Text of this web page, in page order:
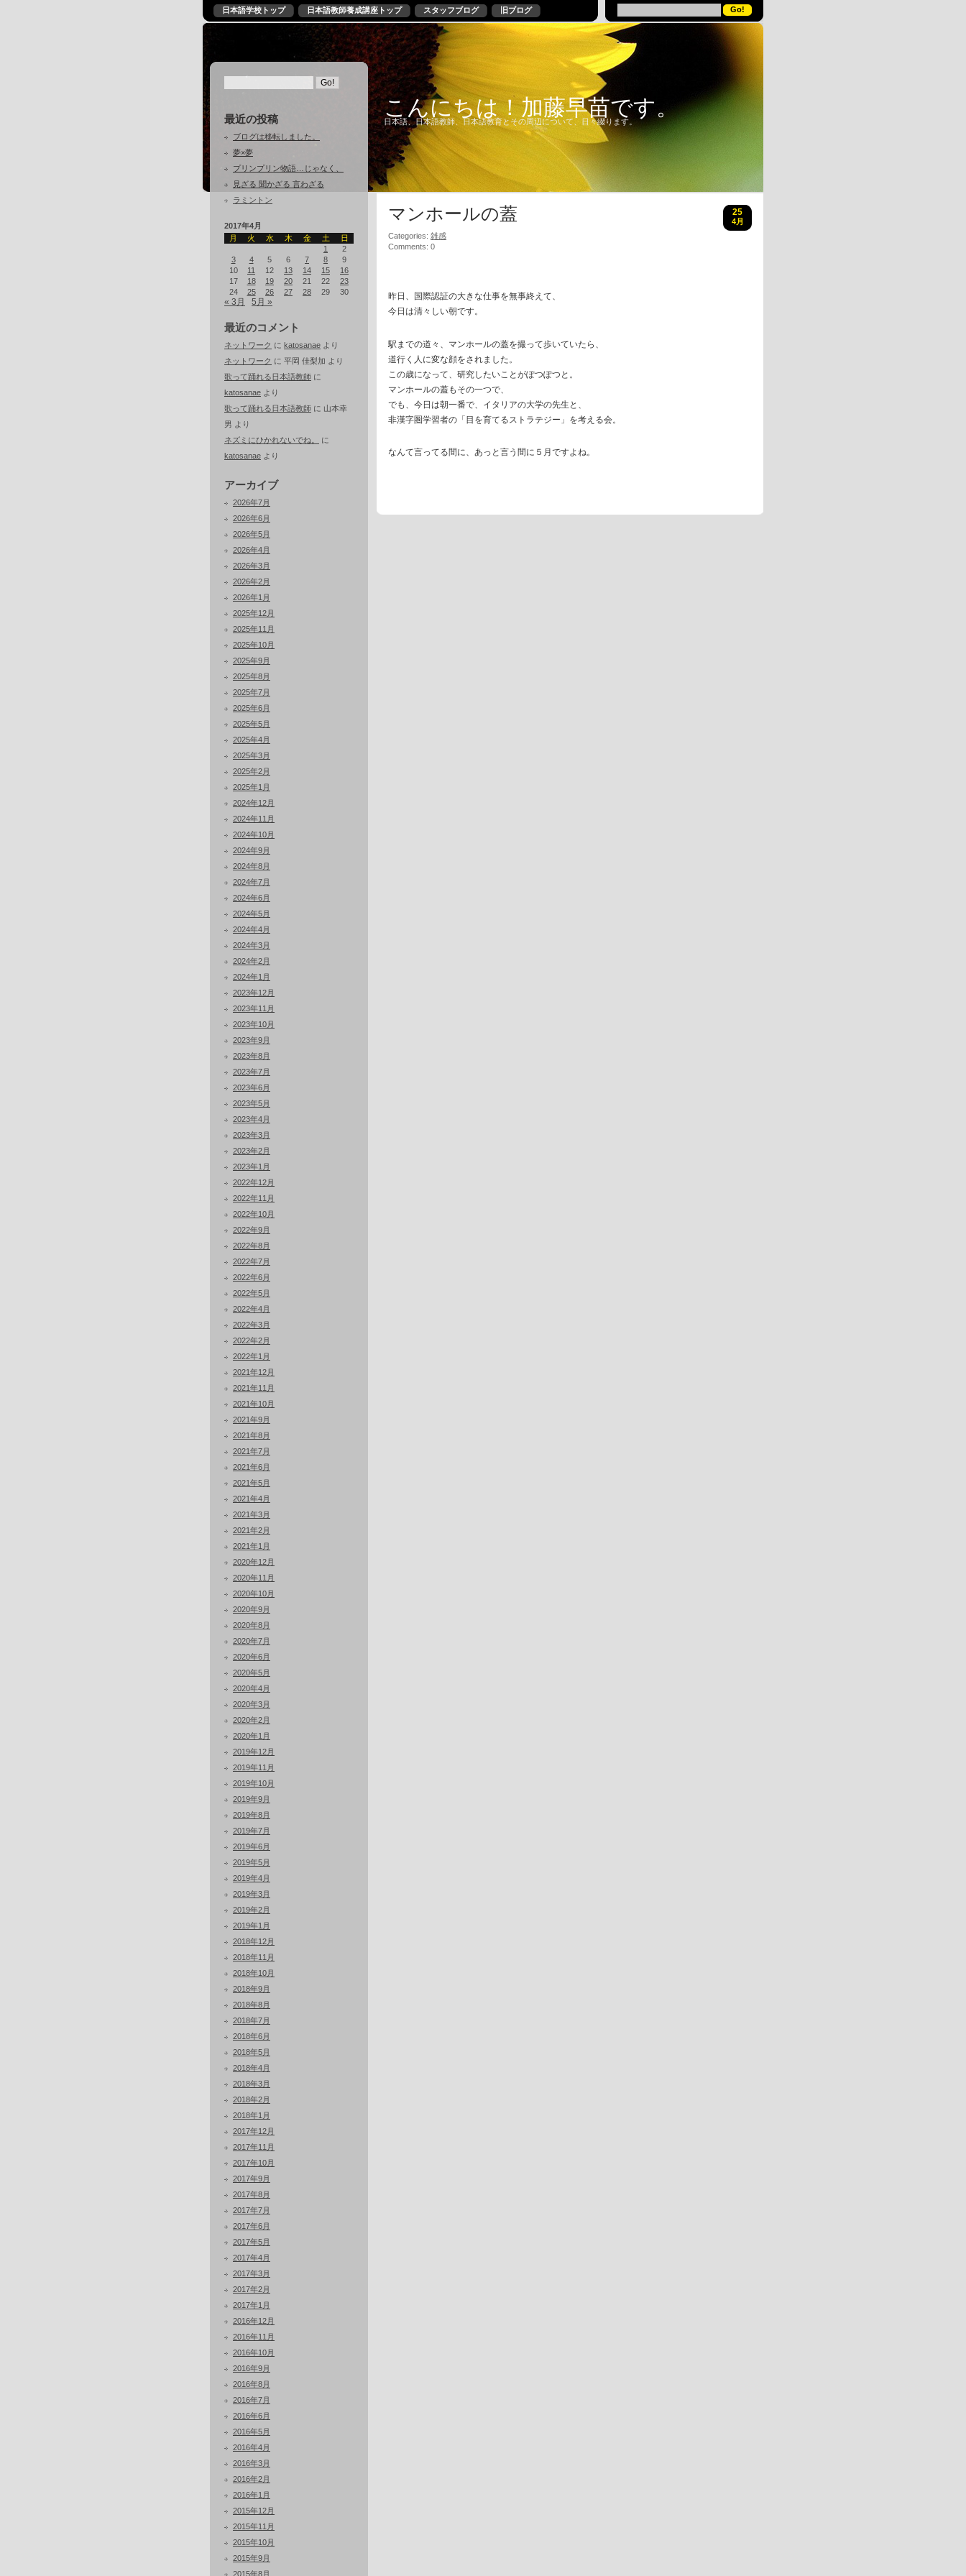
日本語学校トップ 日本語教師養成講座トップ スタッフブログ 旧ブログ
最近の投稿
ブログは移転しました。
夢×夢
プリンプリン物語…じゃなく、
見ざる 聞かざる 言わざる
ラミントン
2017年4月
月
火 水 木 金 土
日
1
2
3
4 5 6 7 8
9
10
11 12 13 14 15
16
17
18 19 20 21 22
23
24
25 26 27 28 29 30
« 3月 5月 »
最近のコメント
ネットワーク に katosanae より
ネットワーク に 平岡 佳梨加 より
歌って踊れる日本語教師 に
katosanae より
歌って踊れる日本語教師 に 山本幸
男 より
ネズミにひかれないでね。
に
katosanae より
アーカイブ
2026年7月
2026年6月
2026年5月
2026年4月
2026年3月
2026年2月
2026年1月
2025年12月
2025年11月
2025年10月
2025年9月
2025年8月
2025年7月
2025年6月
2025年5月
2025年4月
2025年3月
2025年2月
2025年1月
2024年12月
2024年11月
2024年10月
2024年9月
2024年8月
2024年7月
2024年6月
2024年5月
2024年4月
2024年3月
2024年2月
2024年1月
2023年12月
2023年11月
2023年10月
2023年9月
2023年8月
2023年7月
2023年6月
2023年5月
2023年4月
2023年3月
2023年2月
2023年1月
2022年12月
2022年11月
2022年10月
2022年9月
2022年8月
2022年7月
2022年6月
2022年5月
2022年4月
2022年3月
2022年2月
2022年1月
2021年12月
2021年11月
2021年10月
2021年9月
2021年8月
2021年7月
2021年6月
2021年5月
2021年4月
2021年3月
2021年2月
2021年1月
2020年12月
2020年11月
2020年10月
2020年9月
2020年8月
2020年7月
2020年6月
2020年5月
2020年4月
2020年3月
2020年2月
2020年1月
2019年12月
2019年11月
2019年10月
2019年9月
2019年8月
2019年7月
2019年6月
2019年5月
2019年4月
2019年3月
2019年2月
2019年1月
2018年12月
2018年11月
2018年10月
2018年9月
2018年8月
2018年7月
2018年6月
2018年5月
2018年4月
2018年3月
2018年2月
2018年1月
2017年12月
2017年11月
2017年10月
2017年9月
2017年8月
2017年7月
2017年6月
2017年5月
2017年4月
2017年3月
2017年2月
2017年1月
2016年12月
2016年11月
2016年10月
2016年9月
2016年8月
2016年7月
2016年6月
2016年5月
2016年4月
2016年3月
2016年2月
2016年1月
2015年12月
2015年11月
2015年10月
2015年9月
2015年8月
こんにちは！加藤早苗です。
日本語、日本語教師、日本語教育とその周辺について、日々綴ります。
マンホールの蓋 25
4月
Categories: 雑感
Comments: 0
昨日、国際認証の大きな仕事を無事終えて、
今日は清々しい朝です。
駅までの道々、マンホールの蓋を撮って歩いていたら、
道行く人に変な顔をされました。
この歳になって、研究したいことがぽつぽつと。
マンホールの蓋もその一つで、
でも、今日は朝一番で、イタリアの大学の先生と、
非漢字圏学習者の「目を育てるストラテジー」を考える会。
なんて言ってる間に、あっと言う間に５月ですよね。